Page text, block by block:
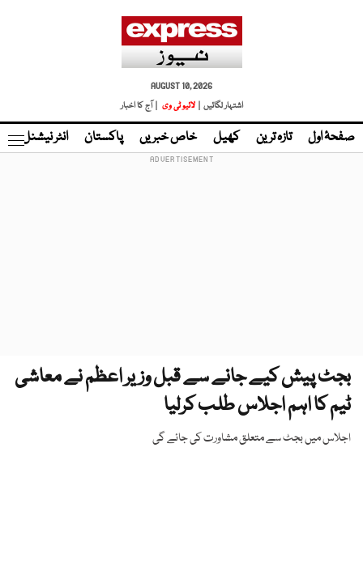
AUGUST 10, 2026
اشتہار لگائیں |
لائیو ٹی وی | آج کا اخبار
صفحۂ اول تازہ ترین کھیل خاص خبریں پاکستان انٹر نیشنل
بجٹ پیش کیے جانے سے قبل وزیر اعظم نے معاشی
ٹیم کا اہم اجلاس طلب کرلیا
اجلاس میں بجٹ سے متعلق مشاورت کی جائے گی